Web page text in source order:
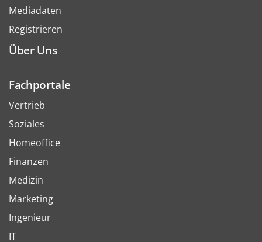
Mediadaten
Registrieren
Über Uns
Fachportale
Vertrieb
Soziales
Homeoffice
Finanzen
Medizin
Marketing
Ingenieur
IT